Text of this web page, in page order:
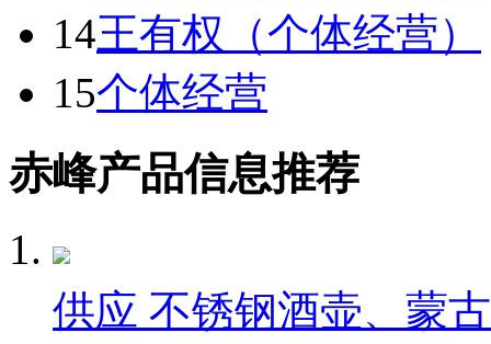
14王有权（个体经营）
15个体经营
赤峰产品信息推荐
供应 不锈钢酒壶、蒙